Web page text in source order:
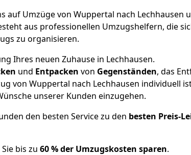
auf Umzüge von Wuppertal nach Lechhausen
aus professionellen Umzugshelfern, die
zu organisieren.
Ihres neuen Zuhause in Lechhausen.
und Entpacken von Gegenständen, das
von Wuppertal nach Lechhausen individuell
unserer Kunden einzugehen.
den besten Service zu den besten Preis-
bis zu 60 % der Umzugskosten sparen.